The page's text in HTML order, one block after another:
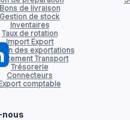
Bons de livraison
Gestion de stock
Inventaires
Taux de rotation
Import Export
des exportations
Transport
Trésorerie
Connecteurs
comptable
nous